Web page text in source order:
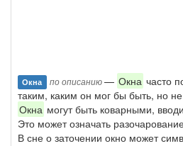
Окна по описанию— Окна часто
таким, каким он мог бы быть, но
Окна могут быть коварными,
Это может означать
В сне о заточении окно может